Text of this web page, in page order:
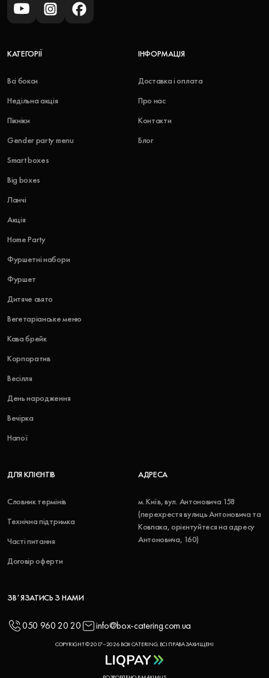
КАТЕГОРІЇ
Всі бокси
Недільна акція
Пікніки
Gender party menu
Smart boxes
Big boxes
Ланчі
Акція
Home Party
Фуршетні набори
Фуршет
Дитяче свято
Вегетаріанське меню
Кава брейк
Корпоратив
Весілля
День народження
Вечірка
Напої
ІНФОРМАЦІЯ
Доставка і оплата
Про нас
Контакти
Блог
ДЛЯ КЛІЄНТІВ
Словник термінів
Технічна підтримка
Часті питання
Договір оферти
АДРЕСА
м. Київ, вул. Антоновича 158
(перехрестя вулиць Антоновича та
Ковпака, орієнтуйтеся на адресу
Антоновича, 160)
ЗВʼЯЗАТИСЬ З НАМИ
050 960 20 20 info@box-catering.com.ua
COPYRIGHT © 2017–2026 BOX CATERING. ВСІ ПРАВА ЗАХИЩЕНІ